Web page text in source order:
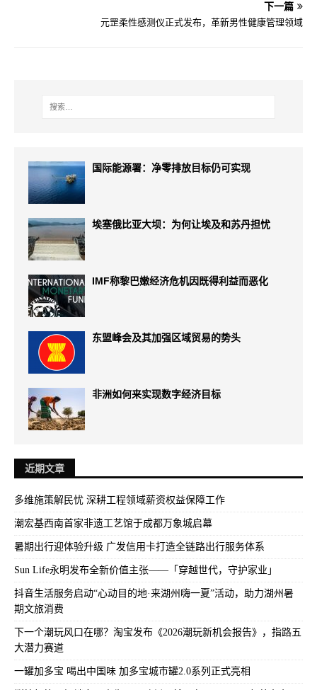
下一篇
元罡柔性感测仪正式发布，革新男性健康管理领域
国际能源署：净零排放目标仍可实现
埃塞俄比亚大坝：为何让埃及和苏丹担忧
IMF称黎巴嫩经济危机因既得利益而恶化
东盟峰会及其加强区域贸易的势头
非洲如何来实现数字经济目标
近期文章
多维施策解民忧 深耕工程领域薪资权益保障工作
潮宏基西南首家非遗工艺馆于成都万象城启幕
暑期出行迎体验升级 广发信用卡打造全链路出行服务体系
Sun Life永明发布全新价值主张——「穿越世代，守护家业」
抖音生活服务启动“心动目的地·来湖州嗨一夏”活动，助力湖州暑
期文旅消费
下一个潮玩风口在哪？淘宝发布《2026潮玩新机会报告》，指路五
大潜力赛道
一罐加多宝 喝出中国味 加多宝城市罐2.0系列正式亮相